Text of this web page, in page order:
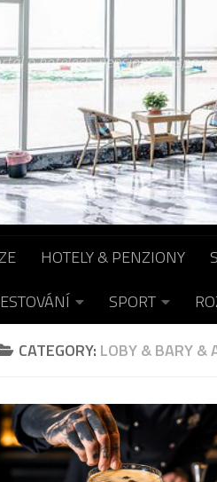
o hotelech, pensionech, spa
HOTELY & PENZIONY
SPORT
CATEGORY: LOBY & BARY &